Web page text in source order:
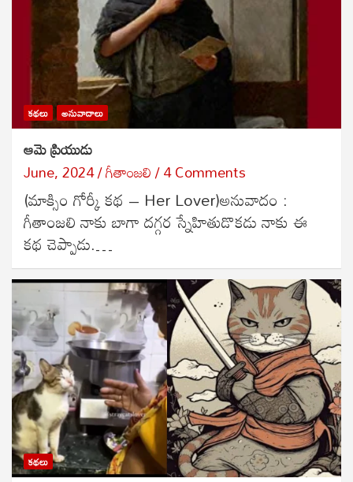
కథలు అనువాదాలు
ఆమె ప్రియుడు
June, 2024 గీతాంజలి 4 Comments
(మాక్సిం గోర్కీ కథ – Her Lover)అనువాదం :
గీతాంజలి నాకు బాగా దగ్గర స్నేహితుడొకడు నాకు ఈ
కథ చెప్పాడు.…
కథలు